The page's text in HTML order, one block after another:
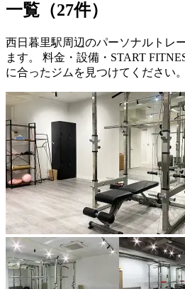
一覧（27件）
西日暮里駅周辺のパーソナルトレ
ます。 料金・設備・START
に合ったジムを見つけてください。